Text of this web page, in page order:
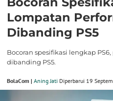
Lompatan
Dibanding PS5
Bocoran spesifikasi lengkap
dibanding PS5.
BolaCom | Aning Jati Diperbarui 19